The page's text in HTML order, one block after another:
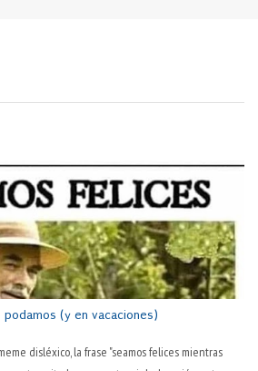
(y en vacaciones)
disléxico, la frase "seamos felices mientras